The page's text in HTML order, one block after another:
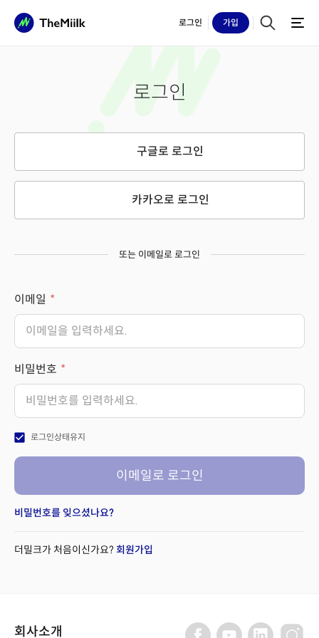
로그인 가입
로그인
구글로 로그인
카카오로 로그인
또는 이메일로 로그인
이메일
비밀번호
check_box 로그인상태유지
이메일로 로그인
비밀번호를 잊으셨나요?
더밀크가 처음이신가요? 회원가입
회사소개